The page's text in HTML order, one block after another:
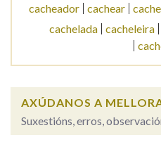
Nos exemplos
Na fraseoloxía
OUTRAS OPCIÓNS DE
cacheador cachear
cachelada
cacheleira
AXÚDANOS A
Suxestións, erros,